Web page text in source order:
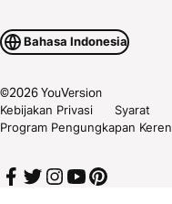
Bahasa Indonesia
©2026YouVersion
Kebijakan Privasi
Syarat
Program Pengungkapan